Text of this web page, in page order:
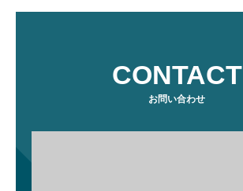
CONTACT
お問い合わせ